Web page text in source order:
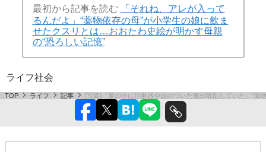
最初から記事を読む
「それね、アレが入って
るんだよ」“薬物依存の母”が小学生の娘に飲ま
せたクスリとは…おおたわ史絵が明かす母親
の“恐ろしい記憶”
ライフ社会
TOP ライフ 記事 [写真]「家の中に注射器や血のついた服が散乱していた」“